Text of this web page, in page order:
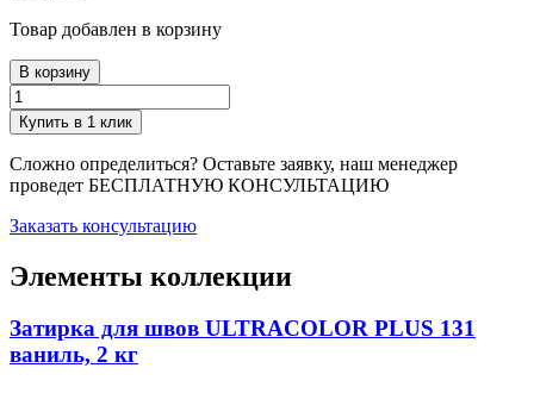
Товар добавлен в корзину
В корзину
Купить в 1 клик
Сложно определиться? Оставьте заявку, наш менеджер
проведет БЕСПЛАТНУЮ КОНСУЛЬТАЦИЮ
Заказать консультацию
Элементы коллекции
Затирка для швов ULTRACOLOR PLUS 131
ваниль, 2 кг